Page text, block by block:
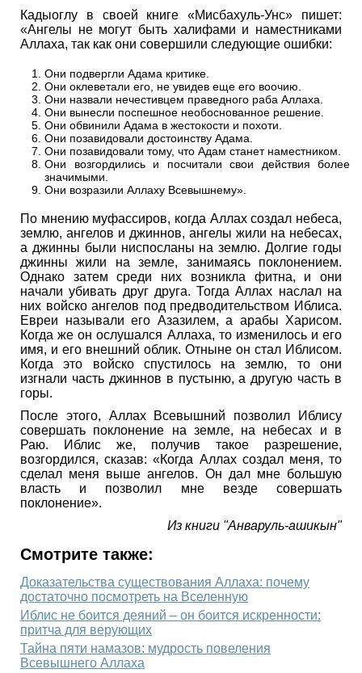
Кадыоглу в своей книге «Мисбахуль-Унс» пишет:
«Ангелы не могут быть халифами и наместниками
Аллаха, так как они совершили следующие ошибки:
Они подвергли Адама критике.
Они оклеветали его, не увидев еще его воочию.
Они назвали нечестивцем праведного раба Аллаха.
Они вынесли поспешное необоснованное решение.
Они обвинили Адама в жестокости и похоти.
Они позавидовали достоинству Адама.
Они позавидовали тому, что Адам станет наместником.
Они возгордились и посчитали свои действия более
значимыми.
Они возразили Аллаху Всевышнему».
По мнению муфассиров, когда Аллах создал небеса,
землю, ангелов и джиннов, ангелы жили на небесах,
а джинны были ниспосланы на землю. Долгие годы
джинны жили на земле, занимаясь поклонением.
Однако затем среди них возникла фитна, и они
начали убивать друг друга. Тогда Аллах наслал на
них войско ангелов под предводительством Иблиса.
Евреи называли его Азазилем, а арабы Харисом.
Когда же он ослушался Аллаха, то изменилось и его
имя, и его внешний облик. Отныне он стал Иблисом.
Когда это войско спустилось на землю, то они
изгнали часть джиннов в пустыню, а другую часть в
горы.
После этого, Аллах Всевышний позволил Иблису
совершать поклонение на земле, на небесах и в
Раю. Иблис же, получив такое разрешение,
возгордился, сказав: «Когда Аллах создал меня, то
сделал меня выше ангелов. Он дал мне большую
власть и позволил мне везде совершать
поклонение».
Из книги "Анваруль-ашикын"
Смотрите также:
Доказательства существования Аллаха: почему
достаточно посмотреть на Вселенную
Иблис не боится деяний – он боится искренности:
притча для верующих
Тайна пяти намазов: мудрость повеления
Всевышнего Аллаха